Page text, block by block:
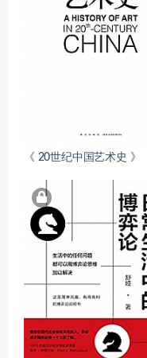
《 20世纪中国艺术史 》